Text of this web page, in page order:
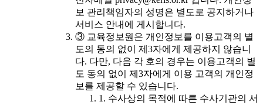
보 관리책임자의 성명은 별도로 공지하거나
서비스 안내에 게시합니다.
③ 교육정보원은 개인정보를 이용고객의 별
도의 동의 없이 제3자에게 제공하지 않습니
다. 다만, 다음 각 호의 경우는 이용고객의 별
도 동의 없이 제3자에게 이용 고객의 개인정
보를 제공할 수 있습니다.
1. 수사상의 목적에 따른 수사기관의 서